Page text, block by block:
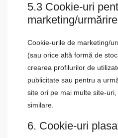
5.3 Cookie-uri
marketing/urmărire
Cookie-urile de marketing/
(sau orice altă formă de
crearea profilurilor de
publicitate sau pentru a
site ori pe mai multe site-
similare.
6. Cookie-uri